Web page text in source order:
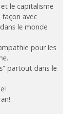
et le capitalisme
avec
le monde
pour les
partout dans le